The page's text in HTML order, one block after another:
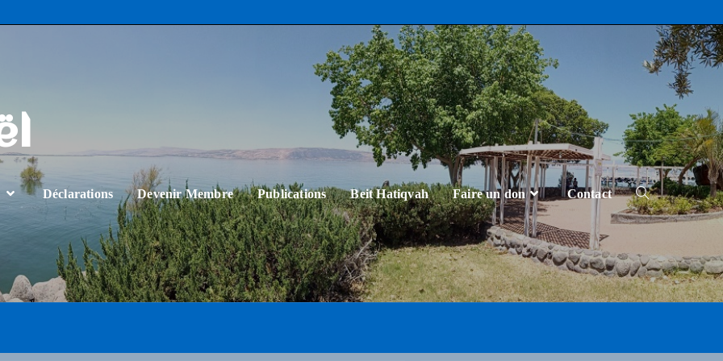
Déclarations Devenir Membre Publications Beit Hatiqvah Faire un don Contact